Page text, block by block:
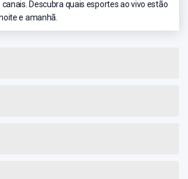
canais. Descubra quais esportes ao vivo estão
e amanhã.